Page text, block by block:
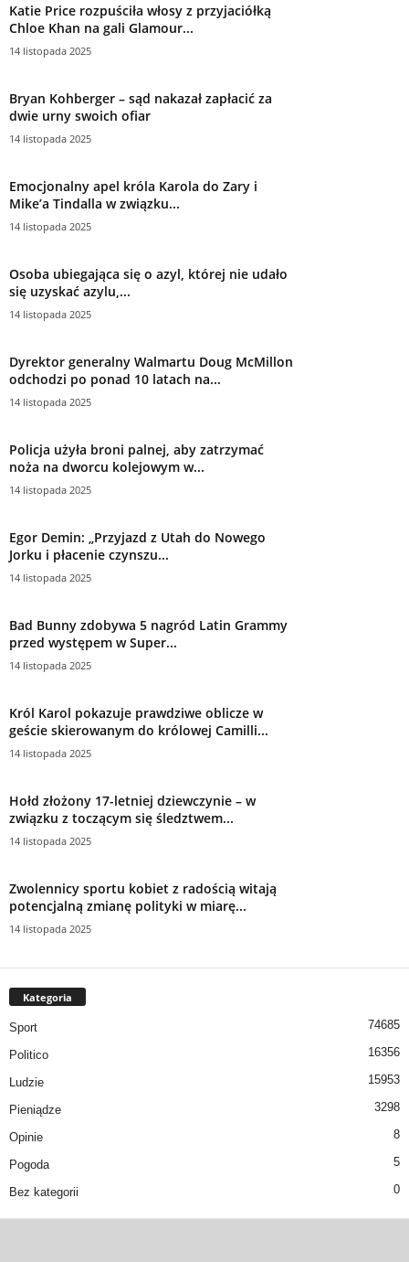
Katie Price rozpuściła włosy z przyjaciółką
Chloe Khan na gali Glamour...
14 listopada 2025
Bryan Kohberger – sąd nakazał zapłacić za
dwie urny swoich ofiar
14 listopada 2025
Emocjonalny apel króla Karola do Zary i
Mike’a Tindalla w związku...
14 listopada 2025
Osoba ubiegająca się o azyl, której nie udało
się uzyskać azylu,...
14 listopada 2025
Dyrektor generalny Walmartu Doug McMillon
odchodzi po ponad 10 latach na...
14 listopada 2025
Policja użyła broni palnej, aby zatrzymać
noża na dworcu kolejowym w...
14 listopada 2025
Egor Demin: „Przyjazd z Utah do Nowego
Jorku i płacenie czynszu...
14 listopada 2025
Bad Bunny zdobywa 5 nagród Latin Grammy
przed występem w Super...
14 listopada 2025
Król Karol pokazuje prawdziwe oblicze w
geście skierowanym do królowej Camilli...
14 listopada 2025
Hołd złożony 17-letniej dziewczynie – w
związku z toczącym się śledztwem...
14 listopada 2025
Zwolennicy sportu kobiet z radością witają
potencjalną zmianę polityki w miarę...
14 listopada 2025
Kategoria
Sport 74685
Politico 16356
Ludzie 15953
Pieniądze 3298
Opinie 8
Pogoda 5
Bez kategorii 0